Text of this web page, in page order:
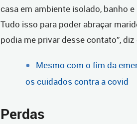
casa em ambiente isolado, banho
Tudo isso para poder abraçar
podia me privar desse contato”,
Mesmo com o fim da
os cuidados contra a covid
Perdas